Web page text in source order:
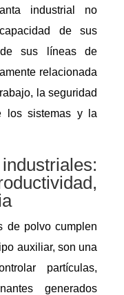
industrial no
de sus
sus líneas de
relacionada
la seguridad
los sistemas y la
de polvo cumplen
auxiliar, son una
partículas,
generados